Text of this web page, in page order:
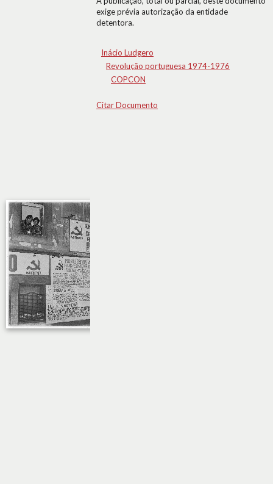
exige prévia autorização da entidade
detentora.
Inácio Ludgero
Revolução portuguesa 1974-1976
COPCON
Citar Documento